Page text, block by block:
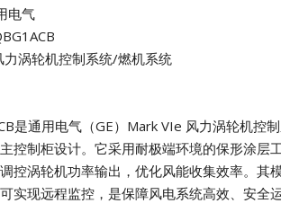
Nevada
电气
涡轮机控制系统/燃机系统
是通用电气（GE）Mark VIe 风力涡轮机控
控制柜设计。它采用耐极端环境的保形涂层
控涡轮机功率输出，优化风能收集效率。其
实现远程监控，是保障风电系统高效、安全